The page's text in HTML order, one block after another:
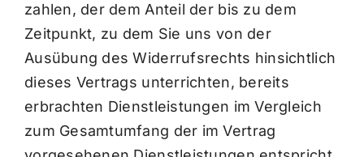
zahlen, der dem Anteil der bis zu dem
Zeitpunkt, zu dem Sie uns von der
Ausübung des Widerrufsrechts hinsichtlich
dieses Vertrags unterrichten, bereits
erbrachten Dienstleistungen im Vergleich
zum Gesamtumfang der im Vertrag